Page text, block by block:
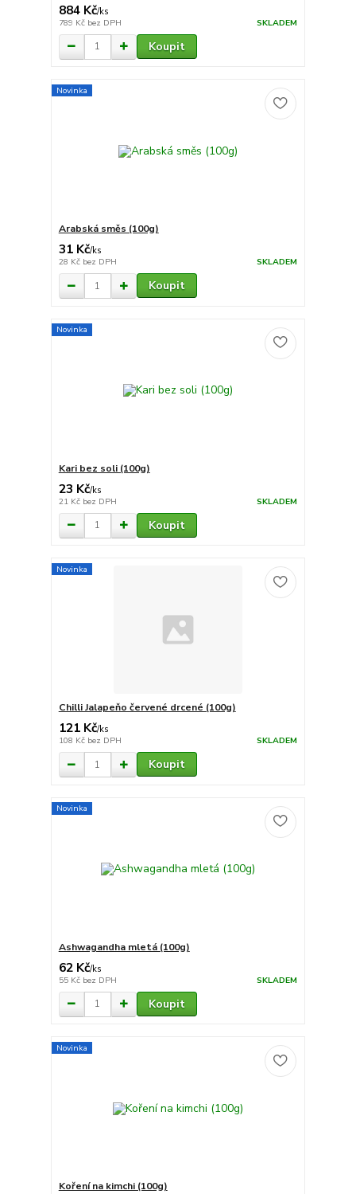
884 Kč/ks
789 Kč bez DPH SKLADEM
Koupit
Novinka
Arabská směs (100g)
31 Kč/ks
28 Kč bez DPH SKLADEM
Koupit
Novinka
Kari bez soli (100g)
23 Kč/ks
21 Kč bez DPH SKLADEM
Koupit
Novinka
Chilli Jalapeňo červené drcené (100g)
121 Kč/ks
108 Kč bez DPH SKLADEM
Koupit
Novinka
Ashwagandha mletá (100g)
62 Kč/ks
55 Kč bez DPH SKLADEM
Koupit
Novinka
Koření na kimchi (100g)